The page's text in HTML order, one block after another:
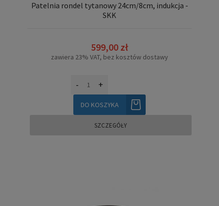
Patelnia rondel tytanowy 24cm/8cm, indukcja -
SKK
599,00 zł
zawiera 23% VAT, bez kosztów dostawy
- +
DO KOSZYKA
SZCZEGÓŁY